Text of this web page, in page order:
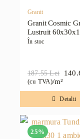
Granit
Granit Cosmic
Lustruit
În stoc
187.55Lei
Prețul
inițial
fost:
187.55 lei.
Prețul
curent
140.66 lei.
(cu TVA)/m²
Detalii
25%